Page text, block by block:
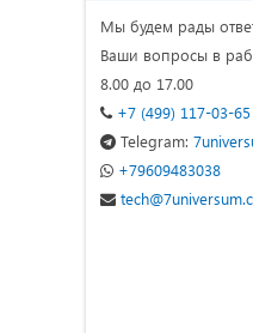
Мы будем рады
Ваши вопросы в
8.00 до 17.00
+7 (499) 117-03-65
Telegram:
+79609483038